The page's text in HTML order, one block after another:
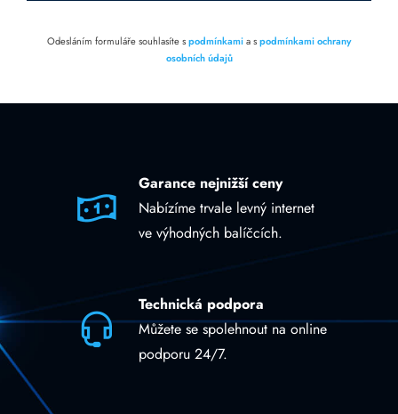
Odesláním formuláře souhlasíte spodmínkamia spodmínkami ochrany
osobních údajů
Garance nejnižší ceny
Nabízíme trvale levný internet
ve výhodných balíčcích.
Technická podpora
Můžete se spolehnout na online
podporu 24/7.